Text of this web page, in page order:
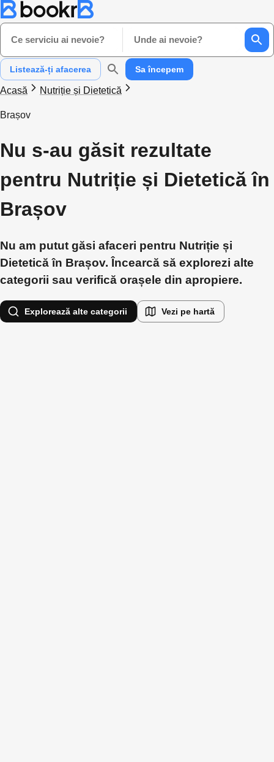
Ce serviciu ai nevoie? Unde ai nevoie?
Listează-ți afacerea Sa începem
Acasă Nutriție și Dietetică
Brașov
Nu s-au găsit rezultate
pentru Nutriție și Dietetică în
Brașov
Nu am putut găsi afaceri pentru Nutriție și
Dietetică în Brașov. Încearcă să explorezi alte
categorii sau verifică orașele din apropiere.
Explorează alte categorii Vezi pe hartă